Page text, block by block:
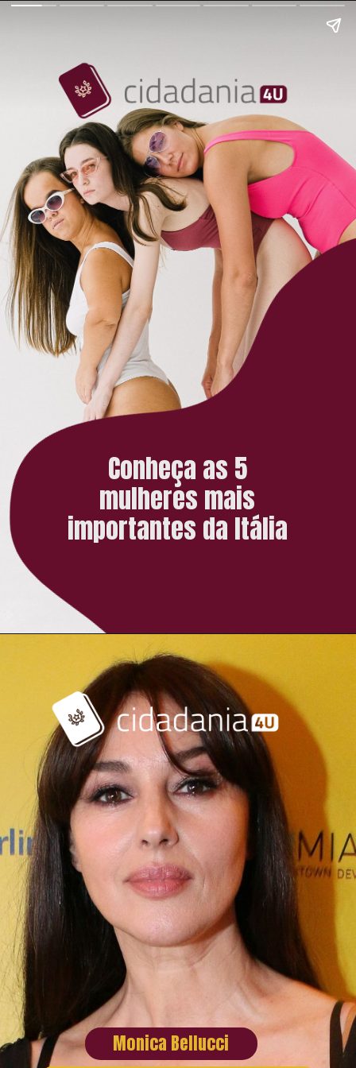
Conheça as 5
mulheres mais
importantes da Itália
Monica Bellucci